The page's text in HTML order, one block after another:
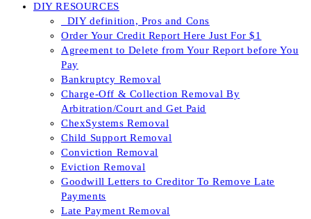
DIY RESOURCES
_DIY definition, Pros and Cons
Order Your Credit Report Here Just For $1
Agreement to Delete from Your Report before You
Pay
Bankruptcy Removal
Charge-Off & Collection Removal By
Arbitration/Court and Get Paid
ChexSystems Removal
Child Support Removal
Conviction Removal
Eviction Removal
Goodwill Letters to Creditor To Remove Late
Payments
Late Payment Removal